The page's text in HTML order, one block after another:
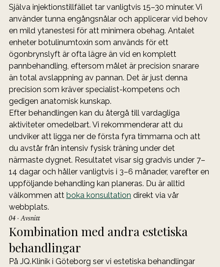
Själva injektionstillfället tar vanligtvis 15–30 minuter. Vi
använder tunna engångsnålar och applicerar vid behov
en mild ytanestesi för att minimera obehag. Antalet
enheter botulinumtoxin som används för ett
ögonbrynslyft är ofta lägre än vid en komplett
pannbehandling, eftersom målet är precision snarare
än total avslappning av pannan. Det är just denna
precision som kräver specialist-kompetens och
gedigen anatomisk kunskap.
Efter behandlingen kan du återgå till vardagliga
aktiviteter omedelbart. Vi rekommenderar att du
undviker att ligga ner de första fyra timmarna och att
du avstår från intensiv fysisk träning under det
närmaste dygnet. Resultatet visar sig gradvis under 7–
14 dagar och håller vanligtvis i 3–6 månader, varefter en
uppföljande behandling kan planeras. Du är alltid
välkommen att boka konsultation direkt via vår
webbplats.
04 · Avsnitt
Kombination med andra estetiska
behandlingar
På JQ.Klinik i Göteborg ser vi estetiska behandlingar